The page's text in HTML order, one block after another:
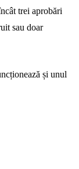
trei aprobări
sau doar
și unul